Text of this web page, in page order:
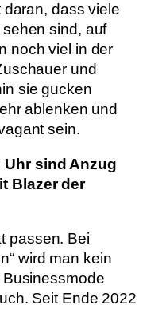
dass viele
sind, auf
noch viel in der
und
sie gucken
ablenken und
sein.
Uhr sind Anzug
Blazer der
passen. Bei
wird man kein
Seit Ende 2022